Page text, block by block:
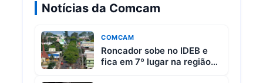
Notícias da Comcam
COMCAM
Roncador sobe no IDEB e
fica em 7º lugar na região